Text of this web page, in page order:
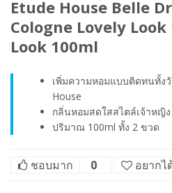
Etude House Belle
Cologne Lovely
Look 100ml
เพิ่มความหอมแบบติดทนทั้ง
House
กลิ่นหอมสดใสสไตล์เจ้าหญิ
ปริมาณ 100ml ทั้ง 2 ขวด
ชอบมาก 0 อยากไ